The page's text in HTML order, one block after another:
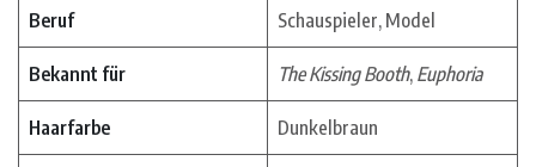
Beruf Schauspieler, Model
Bekannt für The Kissing Booth, Euphoria
Haarfarbe Dunkelbraun